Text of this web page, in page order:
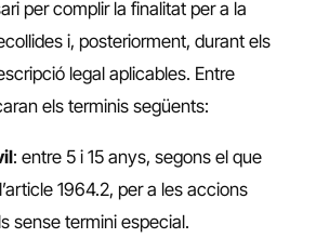
per complir la finalitat per a la
i, posteriorment, durant els
legal aplicables. Entre
els terminis següents:
: entre 5 i 15 anys, segons el que
1964.2, per a les accions
sense termini especial.